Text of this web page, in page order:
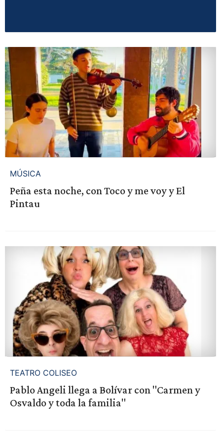
MÚSICA
Peña esta noche, con Toco y me voy y El
Pintau
TEATRO COLISEO
Pablo Angeli llega a Bolívar con "Carmen y
Osvaldo y toda la familia"